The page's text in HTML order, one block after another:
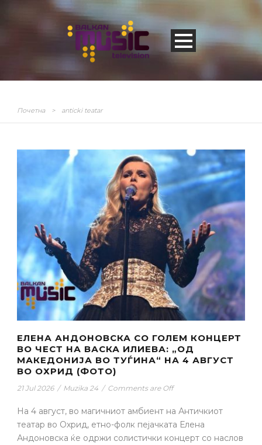
Почетна > anticki teatar
ЕЛЕНА АНДОНОВСКА СО ГОЛЕМ КОНЦЕРТ
ВО ЧЕСТ НА ВАСКА ИЛИЕВА: „ОД
МАКЕДОНИЈА ВО ТУЃИНА“ НА 4 АВГУСТ
ВО ОХРИД (ФОТО)
21 Jul 2026 / Muzika 24 / Comments are Off
На 4 август, во магичниот амбиент на Античкиот
театар во Охрид, етно-фолк пејачката Елена
Андоновска ќе одржи солистички концерт со наслов